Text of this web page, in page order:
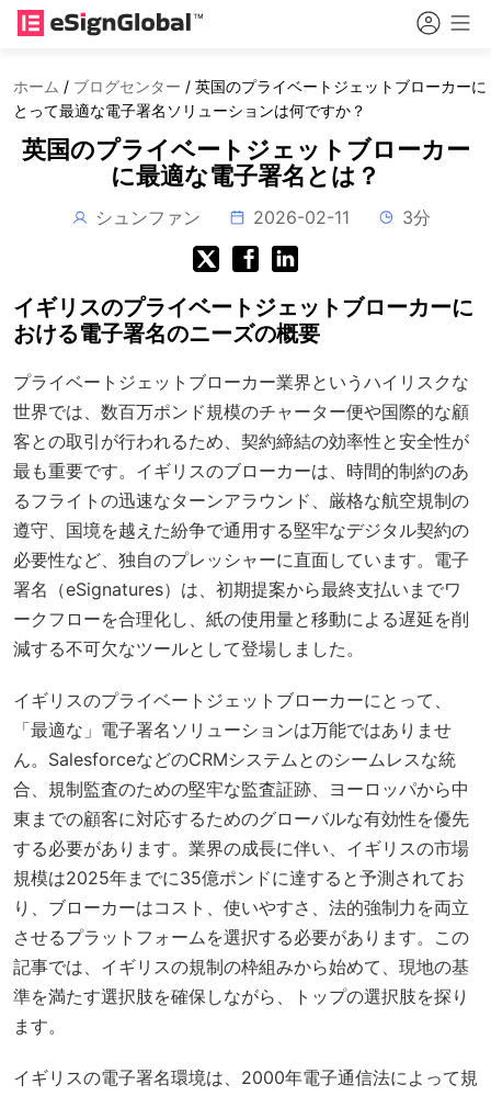
ホーム / ブログセンター / 英国のプライベートジェットブローカーに
とって最適な電子署名ソリューションは何ですか？
英国のプライベートジェットブローカー
に最適な電子署名とは？
シュンファン 2026-02-11 3分
イギリスのプライベートジェットブローカーに
おける電子署名のニーズの概要
プライベートジェットブローカー業界というハイリスクな
世界では、数百万ポンド規模のチャーター便や国際的な顧
客との取引が行われるため、契約締結の効率性と安全性が
最も重要です。イギリスのブローカーは、時間的制約のあ
るフライトの迅速なターンアラウンド、厳格な航空規制の
遵守、国境を越えた紛争で通用する堅牢なデジタル契約の
必要性など、独自のプレッシャーに直面しています。電子
署名（eSignatures）は、初期提案から最終支払いまでワ
ークフローを合理化し、紙の使用量と移動による遅延を削
減する不可欠なツールとして登場しました。
イギリスのプライベートジェットブローカーにとって、
「最適な」電子署名ソリューションは万能ではありませ
ん。SalesforceなどのCRMシステムとのシームレスな統
合、規制監査のための堅牢な監査証跡、ヨーロッパから中
東までの顧客に対応するためのグローバルな有効性を優先
する必要があります。業界の成長に伴い、イギリスの市場
規模は2025年までに35億ポンドに達すると予測されてお
り、ブローカーはコスト、使いやすさ、法的強制力を両立
させるプラットフォームを選択する必要があります。この
記事では、イギリスの規制の枠組みから始めて、現地の基
準を満たす選択肢を確保しながら、トップの選択肢を探り
ます。
イギリスの電子署名環境は、2000年電子通信法によって規